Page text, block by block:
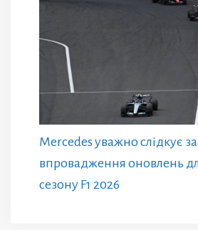
Mercedes уважно слідкує
впровадження оновлень
сезону F1 2026